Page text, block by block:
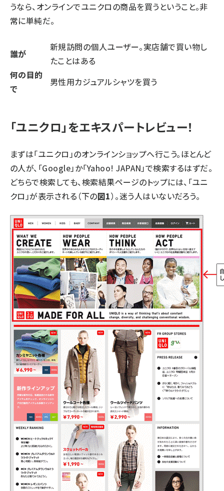
うなら、オンラインでユニクロの商品を買うということ。非
常に単純だ。
誰が
新規訪問の個人ユーザー。実店舗で買い物し
たことはある
何の目的
で
男性用カジュアルシャツを買う
「ユニクロ」をエキスパートレビュー！
まずは「ユニクロ」のオンラインショップへ行こう。ほとんど
の人が、「Google」か「Yahoo! JAPAN」で検索するはずだ。
どちらで検索しても、検索結果ページのトップには、「ユニ
クロ」が表示される（下の図1）。迷う人はいないだろう。